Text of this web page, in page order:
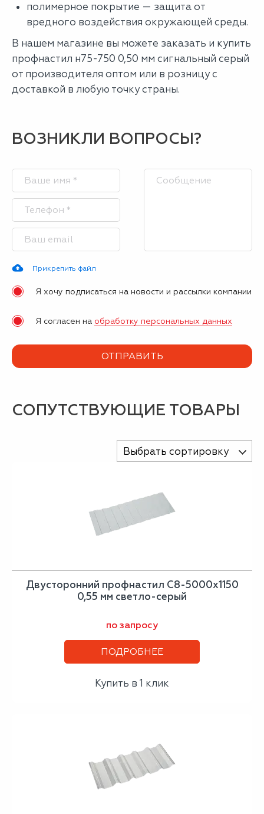
полимерное покрытие — защита от
вредного воздействия окружающей среды.
В нашем магазине вы можете заказать и купить
профнастил н75-750 0,50 мм сигнальный серый
от производителя оптом или в розницу с
доставкой в любую точку страны.
ВОЗНИКЛИ ВОПРОСЫ?
Прикрепить файл
Я хочу подписаться на новости и рассылки компании
Я согласен на обработку персональных данных
СОПУТСТВУЮЩИЕ ТОВАРЫ
Выбрать сортировку
Двусторонний профнастил С8-5000х1150
0,55 мм светло-серый
по запросу
ПОДРОБНЕЕ
Купить в 1 клик